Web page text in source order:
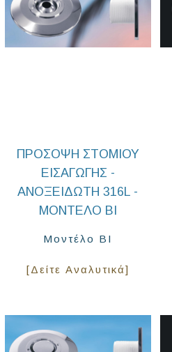
ΠΡΟΣΟΨΗ ΣΤΟΜΙΟΥ
ΕΙΣΑΓΩΓΗΣ -
ΑΝΟΞΕΙΔΩΤΗ 316L -
ΜΟΝΤΕΛΟ BI
Μοντέλο BI
[Δείτε Αναλυτικά]